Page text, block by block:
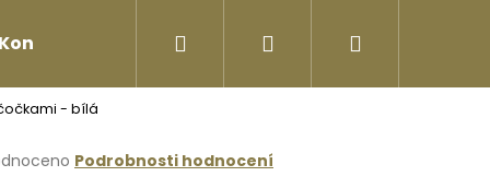
Kontakty Přihlášení
- bílá
Podrobnosti hodnocení